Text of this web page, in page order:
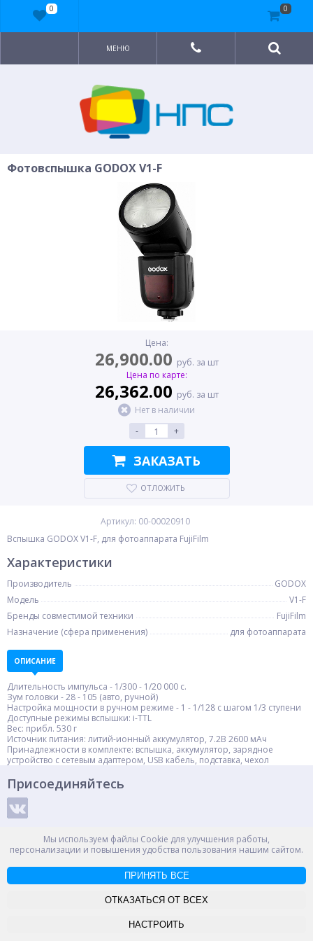
МЕНЮ
Фотовспышка GODOX V1-F
Цена:
26,900.00 руб. за шт
Цена по карте:
26,362.00 руб. за шт
Нет в наличии
-
+
ЗАКАЗАТЬ
ОТЛОЖИТЬ
Артикул: 00-00020910
Вспышка GODOX V1-F, для фотоаппарата FujiFilm
Характеристики
Производитель
GODOX
Модель
V1-F
Бренды совместимой техники
FujiFilm
Назначение (сфера применения)
для фотоаппарата
ОПИСАНИЕ
Длительность импульса - 1/300 - 1/20 000 с.
Зум головки - 28 - 105 (авто, ручной)
Настройка мощности в ручном режиме - 1 - 1/128 с шагом 1/3 ступени
Доступные режимы вспышки: i-TTL
Вес: прибл. 530 г
Источник питания: литий-ионный аккумулятор, 7.2В 2600 мАч
Принадлежности в комплекте: вспышка, аккумулятор, зарядное
устройство с сетевым адаптером, USB кабель, подставка, чехол
Мы используем файлы Cookie для улучшения работы,
персонализации и повышения удобства пользования нашим сайтом.
ПРИНЯТЬ ВСЕ
ОТКАЗАТЬСЯ ОТ ВСЕХ
НАСТРОИТЬ
Присоединяйтесь
Способы оплаты
Россия, Великий Новгород, пр. Александра Корсунова 14А
0 0